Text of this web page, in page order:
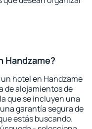
Handzame?
hotel en Handzame
de alojamientos de
que se incluyen una
garantía segura de
estás buscando.